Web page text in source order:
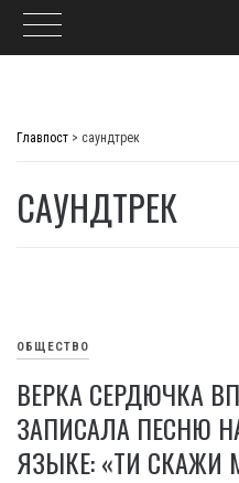
Главпост > саундтрек
САУНДТРЕК
ОБЩЕСТВО
ВЕРКА СЕРДЮЧКА
ЗАПИСАЛА ПЕСНЮ
ЯЗЫКЕ: «ТИ СКАЖИ